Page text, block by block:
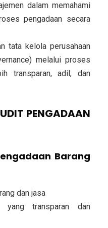
dalam memahami
pengadaan secara
tata kelola perusahaan
melalui proses
transparan, adil, dan
PENGADAAN
Barang
dan jasa
yang transparan dan